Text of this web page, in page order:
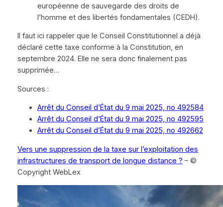
européenne de sauvegarde des droits de
l’homme et des libertés fondamentales (CEDH).
Il faut ici rappeler que le Conseil Constitutionnel a déjà
déclaré cette taxe conforme à la Constitution, en
septembre 2024. Elle ne sera donc finalement pas
supprimée…
Sources :
Arrêt du Conseil d’État du 9 mai 2025, no 492584
Arrêt du Conseil d’État du 9 mai 2025, no 492595
Arrêt du Conseil d’État du 9 mai 2025, no 492662
Vers une suppression de la taxe sur l’exploitation des
infrastructures de transport de longue distance ? – ©
Copyright WebLex